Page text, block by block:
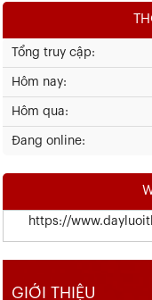
Tổng truy cập:
Hôm nay:
Hôm qua:
Đang online:
https://
GIỚI THIỆU